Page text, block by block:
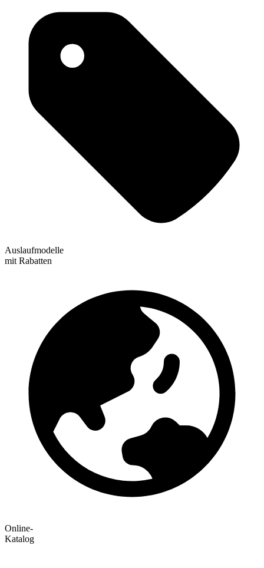
Auslaufmodelle
mit Rabatten
Online-
Katalog